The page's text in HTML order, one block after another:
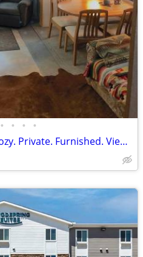
• • • •
Beautiful Property. ABP. Cozy. Private. Furnished. Views. A+ Price